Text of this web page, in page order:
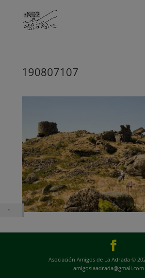
190807107
Asociación Amigos de La Adrada ©
amigoslaadrada@gmail.com